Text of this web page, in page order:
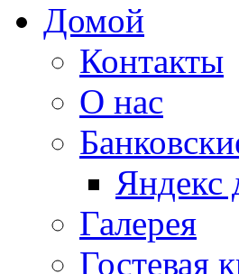
Домой
Контакты
О нас
Яндекс
Галерея
Гостевая